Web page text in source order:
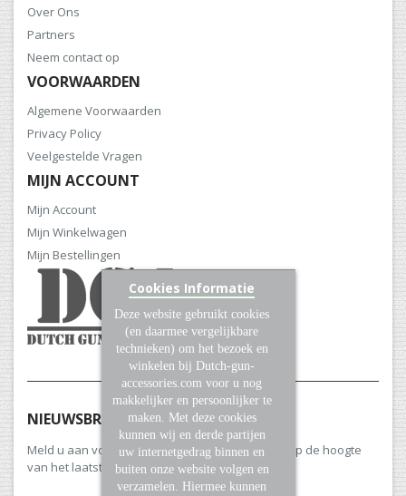
Over Ons
Partners
Neem contact op
VOORWAARDEN
Algemene Voorwaarden
Privacy Policy
Veelgestelde Vragen
MIJN ACCOUNT
Mijn Account
Mijn Winkelwagen
Mijn Bestellingen
NIEUWSBRIEF
Meld u aan voor onze nieuwsbrief en blijf altijd op de hoogte
van het laatste nieuws en aanbiedingen.
Cookies Informatie
Deze website gebruikt cookies
(en daarmee vergelijkbare
technieken) om het bezoek en
winkelen bij Dutch-gun-
accessories.com voor u nog
makkelijker en persoonlijker te
maken. Met deze cookies
kunnen wij en derde partijen
uw internetgedrag binnen en
buiten onze website volgen en
verzamelen. Hiermee kunnen